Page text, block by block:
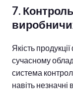
7.
Якість
сучасному
система
навіть незначні